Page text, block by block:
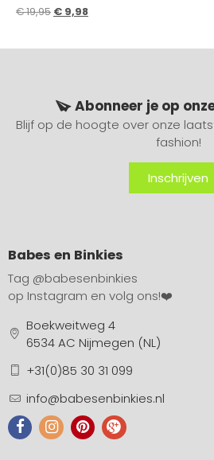
€19,95 € 9,98
Abonneer je op
Blijf op de hoogte over onze
fashion!
Inschrijven
Babes en Binkies
Tag @babesenbinkies
op Instagram en volg ons!❤️
Boekweitweg 4
6534 AC Nijmegen (NL)
+31(0)85 30 31 099
info@babesenbinkies.nl